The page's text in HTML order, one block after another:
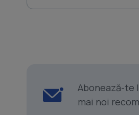
Abonează-te
mai noi